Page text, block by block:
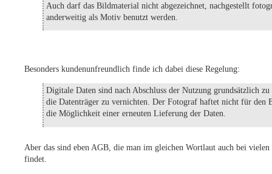
Auch darf das Bildmaterial nicht abgezeichnet, nachgestellt
anderweitig als Motiv benutzt werden.
Besonders kundenunfreundlich finde ich dabei diese Regelung:
Digitale Daten sind nach Abschluss der Nutzung grundsätzlich zu
die Datenträger zu vernichten. Der Fotograf haftet nicht für den
die Möglichkeit einer erneuten Lieferung der Daten.
Aber das sind eben AGB, die man im gleichen Wortlaut auch bei vielen
findet.